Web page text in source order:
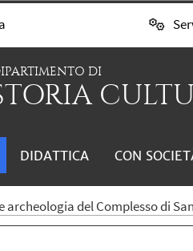
DI
DIDATTICA CON
archeologia del Complesso di